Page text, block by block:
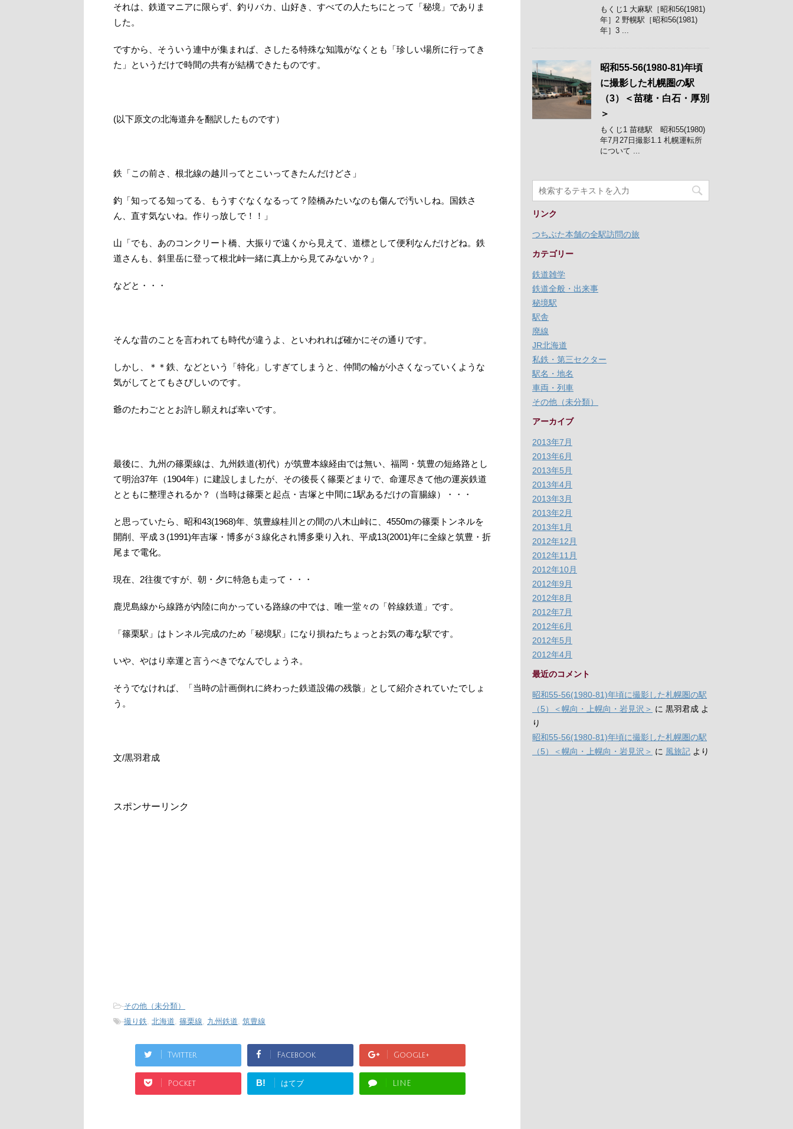
それは、鉄道マニアに限らず、釣りバカ、山好き、すべての人たちにとって「秘境」でありま
した。
ですから、そういう連中が集まれば、さしたる特殊な知識がなくとも「珍しい場所に行ってき
た」というだけで時間の共有が結構できたものです。
(以下原文の北海道弁を翻訳したものです）
鉄「この前さ、根北線の越川ってとこいってきたんだけどさ」
釣「知ってる知ってる、もうすぐなくなるって？陸橋みたいなのも傷んで汚いしね。国鉄さ
ん、直す気ないね。作りっ放しで！！」
山「でも、あのコンクリート橋、大振りで遠くから見えて、道標として便利なんだけどね。鉄
道さんも、斜里岳に登って根北峠一緒に真上から見てみないか？」
などと・・・
そんな昔のことを言われても時代が違うよ、といわれれば確かにその通りです。
しかし、＊＊鉄、などという「特化」しすぎてしまうと、仲間の輪が小さくなっていくような
気がしてとてもさびしいのです。
爺のたわごととお許し願えれば幸いです。
最後に、九州の篠栗線は、九州鉄道(初代）が筑豊本線経由では無い、福岡・筑豊の短絡路とし
て明治37年（1904年）に建設しましたが、その後長く篠栗どまりで、命運尽きて他の運炭鉄道
とともに整理されるか？（当時は篠栗と起点・吉塚と中間に1駅あるだけの盲腸線）・・・
と思っていたら、昭和43(1968)年、筑豊線桂川との間の八木山峠に、4550mの篠栗トンネルを
開削、平成３(1991)年吉塚・博多が３線化され博多乗り入れ、平成13(2001)年に全線と筑豊・折
尾まで電化。
現在、2往復ですが、朝・夕に特急も走って・・・
鹿児島線から線路が内陸に向かっている路線の中では、唯一堂々の「幹線鉄道」です。
「篠栗駅」はトンネル完成のため「秘境駅」になり損ねたちょっとお気の毒な駅です。
いや、やはり幸運と言うべきでなんでしょうネ。
そうでなければ、「当時の計画倒れに終わった鉄道設備の残骸」として紹介されていたでしょ
う。
文/黒羽君成
スポンサーリンク
-その他（未分類）
-撮り鉄, 北海道, 篠栗線, 九州鉄道, 筑豊線
Twitter Facebook Google+
Pocket B! はてブ LINE
もくじ1 大麻駅［昭和56(1981)
年］2 野幌駅［昭和56(1981)
年］3 ...
昭和55-56(1980-81)年頃
に撮影した札幌圏の駅
（3）＜苗穂・白石・厚別
＞
もくじ1 苗穂駅 昭和55(1980)
年7月27日撮影1.1 札幌運転所
について ...
リンク
つちぶた本舗の全駅訪問の旅
カテゴリー
鉄道雑学
鉄道全般・出来事
秘境駅
駅舎
廃線
JR北海道
私鉄・第三セクター
駅名・地名
車両・列車
その他（未分類）
アーカイブ
2013年7月
2013年6月
2013年5月
2013年4月
2013年3月
2013年2月
2013年1月
2012年12月
2012年11月
2012年10月
2012年9月
2012年8月
2012年7月
2012年6月
2012年5月
2012年4月
最近のコメント
昭和55-56(1980-81)年頃に撮影した札幌圏の駅
（5）＜幌向・上幌向・岩見沢＞ に 黒羽君成 よ
り
昭和55-56(1980-81)年頃に撮影した札幌圏の駅
（5）＜幌向・上幌向・岩見沢＞ に 風旅記 より